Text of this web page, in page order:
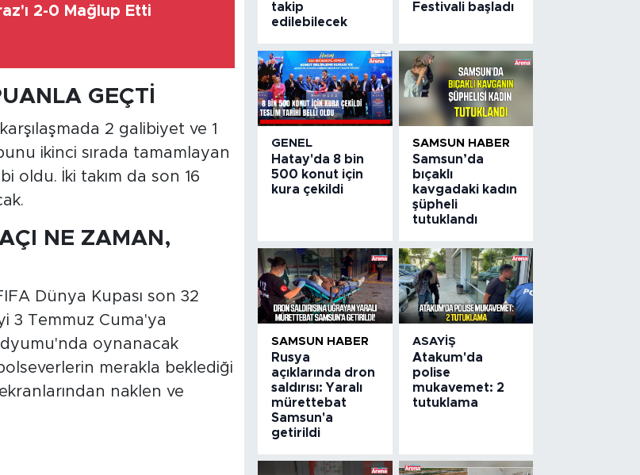
2-0 Mağlup Etti
GEÇTİ
2 galibiyet ve 1
ikinci sırada tamamlayan
oldu. İki takım da son 16
NE ZAMAN,
Dünya Kupası son 32
3 Temmuz Cuma'ya
oynanacak
merakla beklediği
naklen ve
takip
edilebilecek
Festivali başladı
GENEL
Hatay'da 8 bin
500 konut için
kura çekildi
SAMSUN HABER
Samsun’da
bıçaklı
kavgadaki kadın
şüpheli
tutuklandı
SAMSUN HABER
Rusya
açıklarında dron
saldırısı: Yaralı
mürettebat
Samsun'a
getirildi
ASAYIŞ
Atakum'da
polise
mukavemet: 2
tutuklama